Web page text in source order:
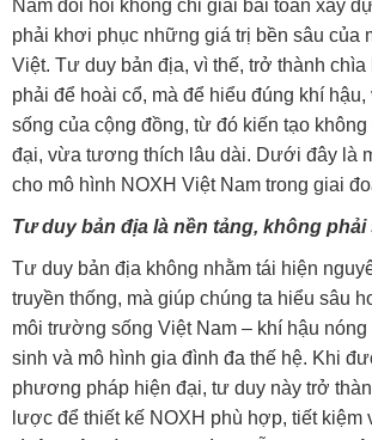
Nam đòi hỏi không chỉ giải bài toán xây
phải khơi phục những giá trị bền sâu của
Việt. Tư duy bản địa, vì thế, trở thành chìa
phải để hoài cổ, mà để hiểu đúng khí
sống của cộng đồng, từ đó kiến tạo
đại, vừa tương thích lâu dài. Dưới đây là
cho mô hình NOXH Việt Nam trong giai
Tư duy bản địa là nền tảng, không
Tư duy bản địa không nhằm tái hiện
truyền thống, mà giúp chúng ta hiểu sâu
môi trường sống Việt Nam – khí hậu nóng
sinh và mô hình gia đình đa thế hệ. Khi
phương pháp hiện đại, tư duy này trở
lược để thiết kế NOXH phù hợp, tiết kiệm